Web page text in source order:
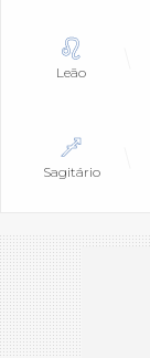
Leão
Sagitário